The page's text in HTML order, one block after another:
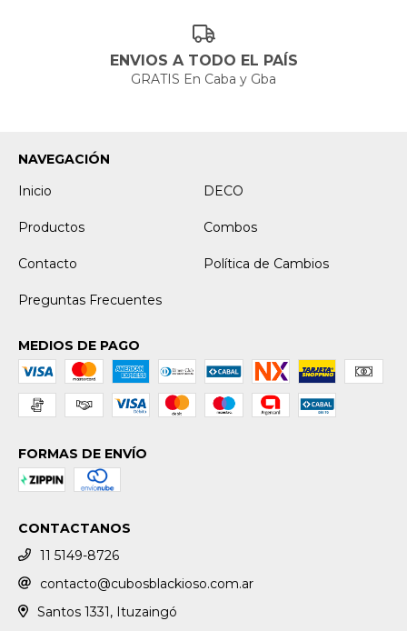
ENVIOS A TODO EL PAÍS
GRATIS En Caba y Gba
NAVEGACIÓN
Inicio
DECO
Productos Combos
Contacto Política de Cambios
Preguntas Frecuentes
MEDIOS DE PAGO
FORMAS DE ENVÍO
CONTACTANOS
11 5149-8726
contacto@cubosblackioso.com.ar
Santos 1331, Ituzaingó